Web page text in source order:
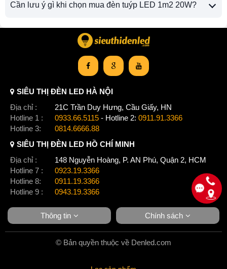
Cần lưu ý gì khi chọn mua đèn tuýp LED 1m2 20W?
SIÊU THỊ ĐÈN LED HÀ NỘI
Địa chỉ :
21C Trần Duy Hưng, Cầu Giấy, HN
Hotline 1 :
0933.66.5115 - Hotline 2: 0911.91.3366
Hotline 3:
0814.6666.88
SIÊU THỊ ĐÈN LED HỒ CHÍ MINH
Địa chỉ :
148 Nguyễn Hoàng, P. AN Phú, Quận 2, HCM
Hotline 7 :
0923.19.3366
Hotline 8:
0911.19.3366
Hotline 9 :
0943.19.3366
Thông tin Chính sách
© Bản quyền thuộc về Denled.com